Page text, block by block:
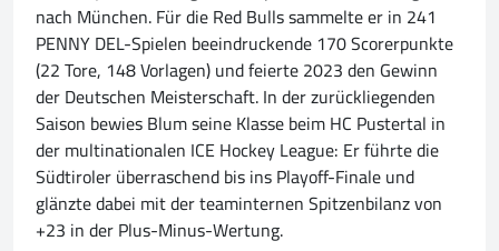
nach München. Für die Red Bulls sammelte er in 241
PENNY DEL-Spielen beeindruckende 170 Scorerpunkte
(22 Tore, 148 Vorlagen) und feierte 2023 den Gewinn
der Deutschen Meisterschaft. In der zurückliegenden
Saison bewies Blum seine Klasse beim HC Pustertal in
der multinationalen ICE Hockey League: Er führte die
Südtiroler überraschend bis ins Playoff-Finale und
glänzte dabei mit der teaminternen Spitzenbilanz von
+23 in der Plus-Minus-Wertung.